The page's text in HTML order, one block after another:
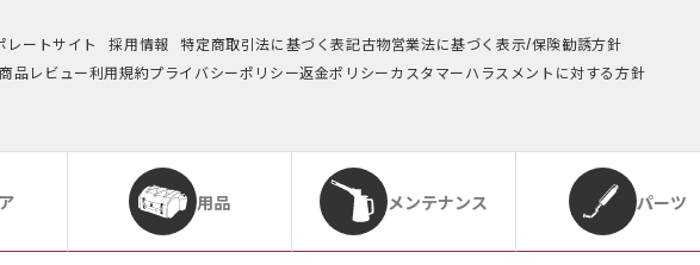
レートサイト 採用情報 特定商取引法に基づく表記古物営業法に基づく表示/保険勧誘方針
商品レビュー利用規約プライバシーポリシー返金ポリシーカスタマーハラスメントに対する方針
用品 メンテナンス パーツ